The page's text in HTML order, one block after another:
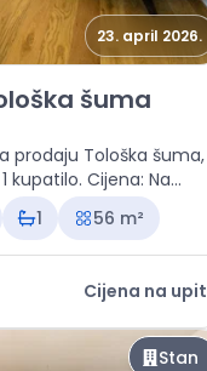
23. april 2026.
Tološka šuma
šuma
prodaju Tološka šuma,
kupatilo. Cijena: Na
1 56 m²
Cijena na upit
Stan